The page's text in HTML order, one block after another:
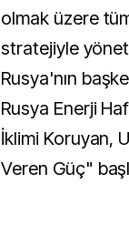
olmak üzere
stratejiyle
Rusya'nın
Rusya Enerji
İklimi Koruyan,
Veren Güç"